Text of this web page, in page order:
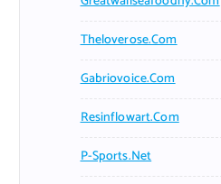
Theloverose.com
Gabriovoice.com
Resinflowart.com
P-Sports.net